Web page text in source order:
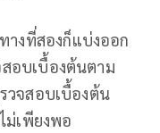
างที่สองก็แบ่งออก
อบเบื้องต้นตาม
วจสอบเบื้องต้น
ม่เพียงพอ